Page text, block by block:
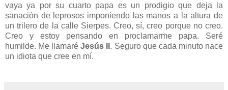
vaya ya por su cuarto papa es un prodigio que deja la
sanación de leprosos imponiendo las manos a la altura de
un trilero de la calle Sierpes. Creo, sí, creo porque no creo.
Creo y estoy pensando en proclamarme papa. Seré
humilde. Me llamaréJesús II . Seguro que cada minuto nace
un idiota que cree en mí.